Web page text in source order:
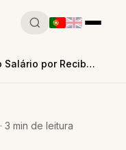
O Meu Amigo Trocou o Salário por Recibos Verdes e Paga Menos Impostos
· 3 min de leitura